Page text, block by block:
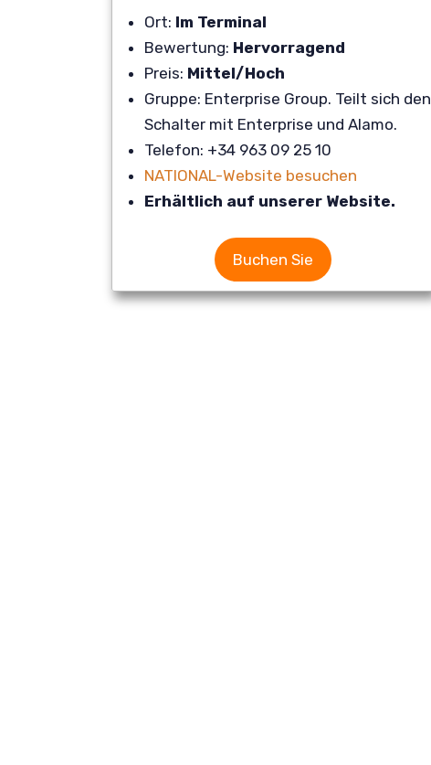
Ort: Im Terminal
Bewertung: Hervorragend
Preis: Mittel/Hoch
Gruppe: Enterprise Group. Teilt sich den
Schalter mit Enterprise und Alamo.
Telefon: +34 963 09 25 10
NATIONAL-Website besuchen
Erhältlich auf unserer Website.
Buchen Sie